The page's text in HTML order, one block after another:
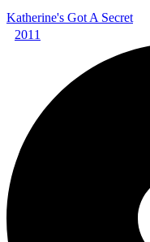
Katherine's Got A Secret
2011